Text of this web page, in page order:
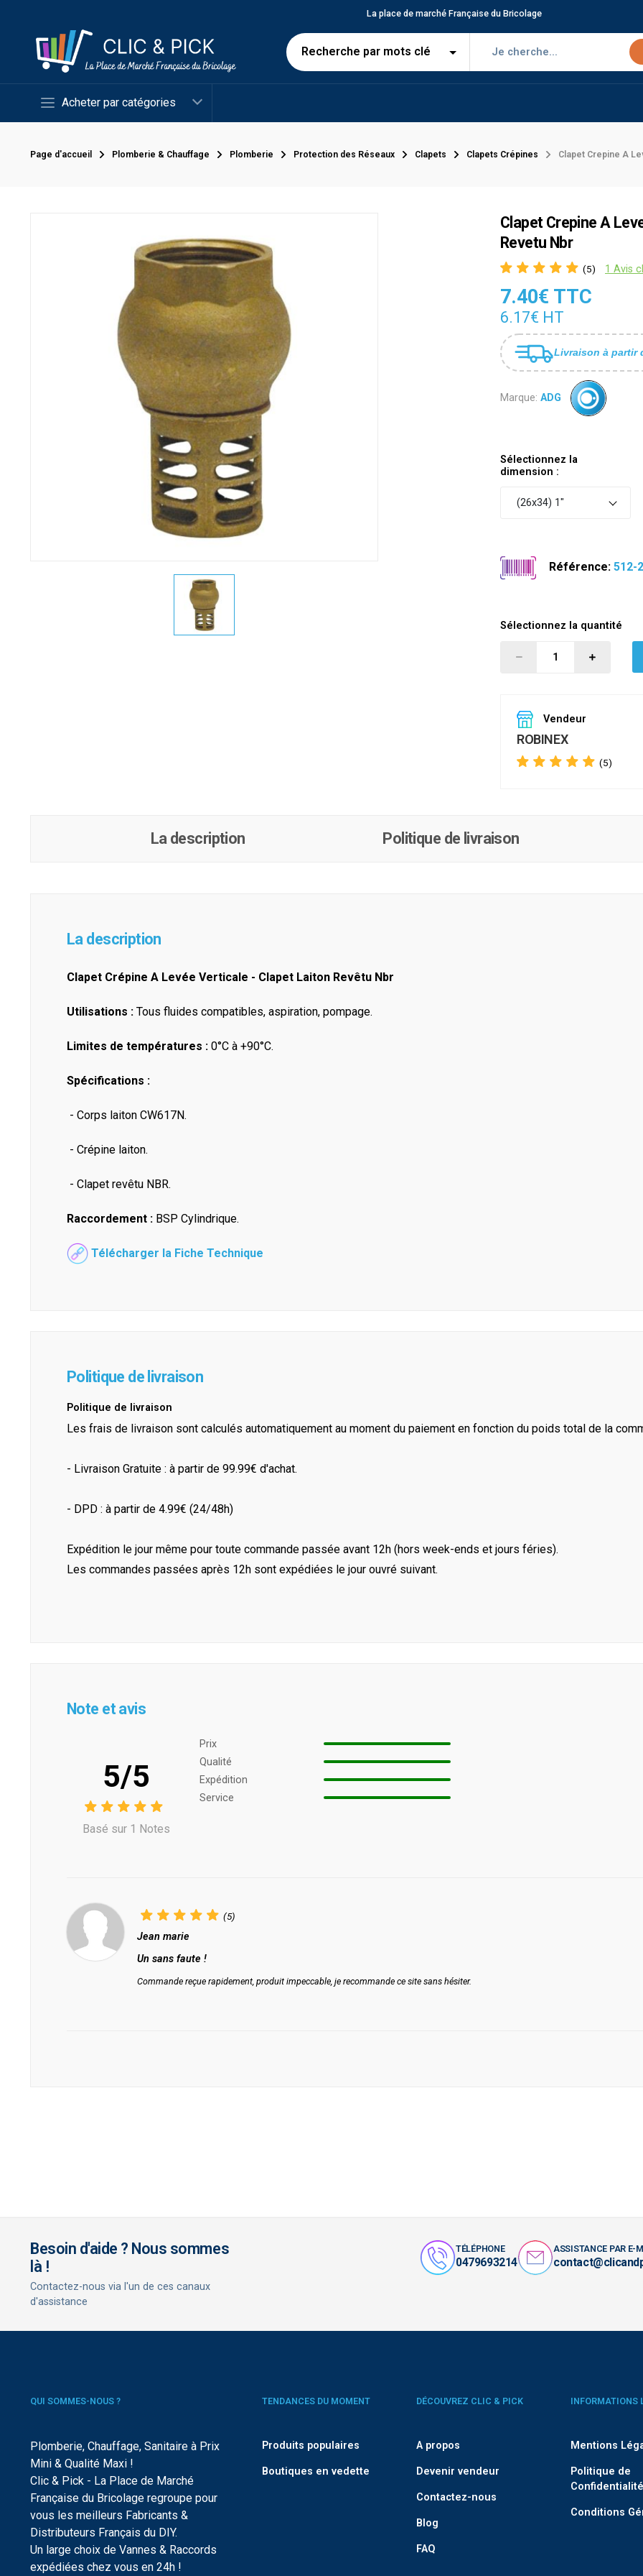
La place de marché Française du Bricolage
Acheter par catégories
Page d'accueil Plomberie & Chauffage Plomberie Protection des Réseaux Clapets Clapets Crépines Clapet Crepine A
Clapet Crepine A
Revetu Nbr
(5) 1 Avis
7.40€ TTC
6.17€ HT
Livraison à partir
Marque: ADG
Sélectionnez la
dimension :
(26x34) 1"
Référence:512-
Sélectionnez la quantité
Vendeur
ROBINEX
(5)
La description Politique de livraison
La description
Clapet Crépine A Levée Verticale - Clapet Laiton Revêtu Nbr
Utilisations : Tous fluides compatibles, aspiration, pompage.
Limites de températures : 0°C à +90°C.
Spécifications :
- Corps laiton CW617N.
- Crépine laiton.
- Clapet revêtu NBR.
Raccordement : BSP Cylindrique.
Télécharger la Fiche Technique
Politique de livraison
Politique de livraison
Les frais de livraison sont calculés automatiquement au moment du paiement en fonction du poids total de la
- Livraison Gratuite : à partir de 99.99€ d'achat.
- DPD : à partir de 4.99€ (24/48h)
Expédition le jour même pour toute commande passée avant 12h (hors week-ends et jours féries).
Les commandes passées après 12h sont expédiées le jour ouvré suivant.
Note et avis
5/5
Basé sur 1 Notes
Prix ​​
Qualité
Expédition
Service
(5)
Jean marie
Un sans faute !
Commande reçue rapidement, produit impeccable, je recommande ce site sans hésiter.
Besoin d'aide ? Nous sommes
là !
Contactez-nous via l'un de ces canaux
d'assistance
TÉLÉPHONE
0479693214
ASSISTANCE PAR E-
QUI SOMMES-NOUS ?
Plomberie, Chauffage, Sanitaire à Prix
Mini & Qualité Maxi !
Clic & Pick - La Place de Marché
Française du Bricolage regroupe pour
vous les meilleurs Fabricants &
Distributeurs Français du DIY.
Un large choix de Vannes & Raccords
expédiées chez vous en 24h !
TENDANCES DU MOMENT
Produits populaires
Boutiques en vedette
DÉCOUVREZ CLIC & PICK
A propos
Devenir vendeur
Contactez-nous
Blog
FAQ
INFORMATIONS
Mentions
Politique de
Confidentialité
Conditions